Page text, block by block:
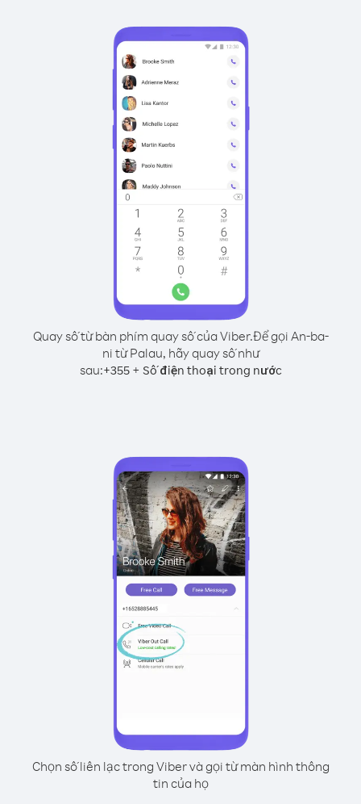
Quay số từ bàn phím quay số của Viber.Để gọi An-ba-
ni từ Palau, hãy quay số như
sau:+355+ Số điện thoại trong nước
Chọn số liên lạc trong Viber và gọi từ màn hình thông
tin của họ